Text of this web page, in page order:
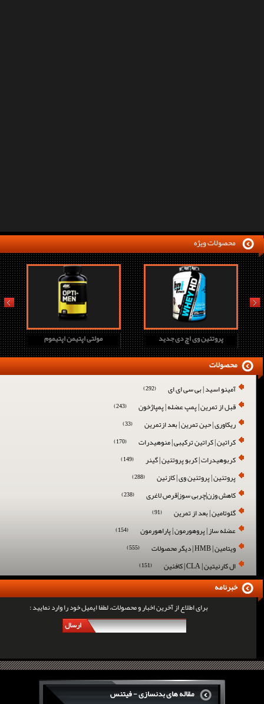
محصولات ویژه
مولتی اپتیمن اپتیموم پروتئین وی اچ دی جدید
prev next
آمینو اسید | بی سی ای ای (292)
قبل از تمرین | پمپ عضله | پمپاژخون (243)
ریکاوری | حین تمرین | بعد ازتمرین (33)
کراتین | کراتین ترکیبی | منوهیدرات (170)
کربوهیدرات | کربو پروتئین | گینر (149)
پروتئین | پروتئین وی | کازئین (288)
کاهش وزن|چربی سوز|قرص لاغری (238)
گلوتامین | بعد از تمرین (91)
عضله ساز | پروهورمون | پاراهورمون (154)
ویتامین | HMB | دیگر محصولات (555)
ال کارنیتین | CLA | کافئین (151)
محصولات
برای اطلاع از آخرین اخبار و محصولات، لطفا ایمیل خود را وارد نمایید :
ارسال
خبرنامه
مقاله های بدنسازی - فیتنس